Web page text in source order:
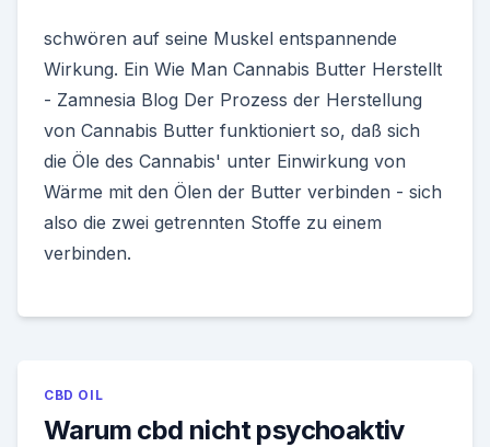
schwören auf seine Muskel entspannende
Wirkung. Ein Wie Man Cannabis Butter Herstellt
- Zamnesia Blog Der Prozess der Herstellung
von Cannabis Butter funktioniert so, daß sich
die Öle des Cannabis' unter Einwirkung von
Wärme mit den Ölen der Butter verbinden - sich
also die zwei getrennten Stoffe zu einem
verbinden.
CBD OIL
Warum cbd nicht psychoaktiv